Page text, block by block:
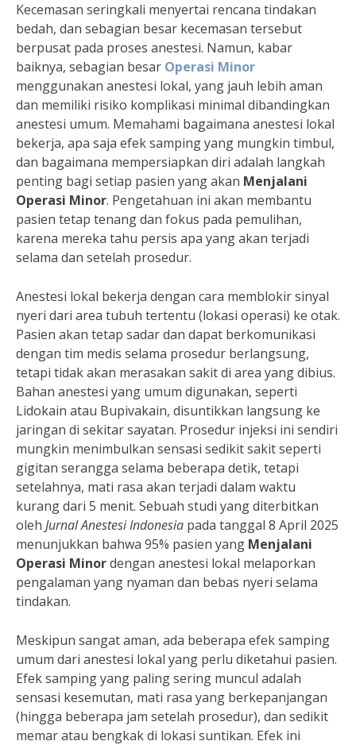
Kecemasan seringkali menyertai rencana tindakan
bedah, dan sebagian besar kecemasan tersebut
berpusat pada proses anestesi. Namun, kabar
baiknya, sebagian besar Operasi Minor
menggunakan anestesi lokal, yang jauh lebih aman
dan memiliki risiko komplikasi minimal dibandingkan
anestesi umum. Memahami bagaimana anestesi lokal
bekerja, apa saja efek samping yang mungkin timbul,
dan bagaimana mempersiapkan diri adalah langkah
penting bagi setiap pasien yang akan Menjalani
Operasi Minor. Pengetahuan ini akan membantu
pasien tetap tenang dan fokus pada pemulihan,
karena mereka tahu persis apa yang akan terjadi
selama dan setelah prosedur.
Anestesi lokal bekerja dengan cara memblokir sinyal
nyeri dari area tubuh tertentu (lokasi operasi) ke otak.
Pasien akan tetap sadar dan dapat berkomunikasi
dengan tim medis selama prosedur berlangsung,
tetapi tidak akan merasakan sakit di area yang dibius.
Bahan anestesi yang umum digunakan, seperti
Lidokain atau Bupivakain, disuntikkan langsung ke
jaringan di sekitar sayatan. Prosedur injeksi ini sendiri
mungkin menimbulkan sensasi sedikit sakit seperti
gigitan serangga selama beberapa detik, tetapi
setelahnya, mati rasa akan terjadi dalam waktu
kurang dari 5 menit. Sebuah studi yang diterbitkan
oleh Jurnal Anestesi Indonesia pada tanggal 8 April 2025
menunjukkan bahwa 95% pasien yang Menjalani
Operasi Minordengan anestesi lokal melaporkan
pengalaman yang nyaman dan bebas nyeri selama
tindakan.
Meskipun sangat aman, ada beberapa efek samping
umum dari anestesi lokal yang perlu diketahui pasien.
Efek samping yang paling sering muncul adalah
sensasi kesemutan, mati rasa yang berkepanjangan
(hingga beberapa jam setelah prosedur), dan sedikit
memar atau bengkak di lokasi suntikan. Efek ini